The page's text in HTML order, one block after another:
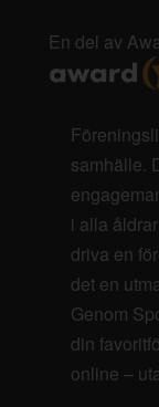
En del av
samhälle.
i alla
driva en
det en
Genom
din
online –